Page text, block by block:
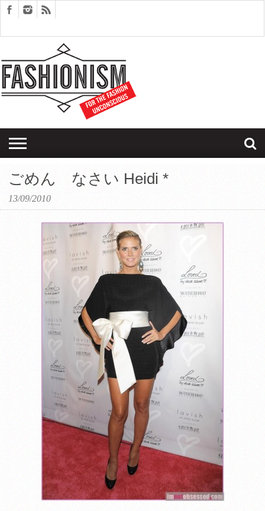
EDITORIALS
COUPLES
THERAPY
SARTORIAGRAM
ごめん なさい Heidi *
13/09/2010